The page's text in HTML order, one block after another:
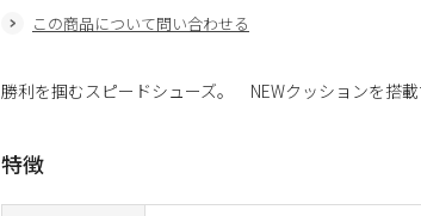
この商品について問い合わせる
勝利を掴むスピードシューズ。 NEWクッションを搭
特徴